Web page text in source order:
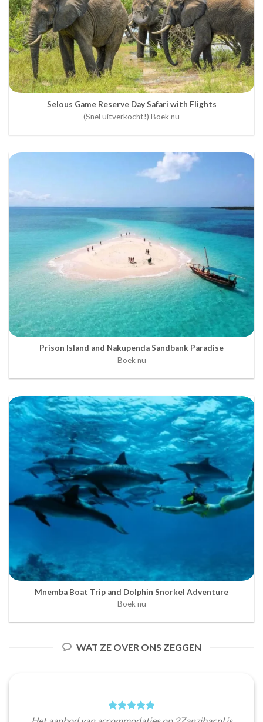
Selous Game Reserve Day Safari with Flights
(Snel uitverkocht!) Boek nu
Prison Island and Nakupenda Sandbank Paradise
Boek nu
Mnemba Boat Trip and Dolphin Snorkel Adventure
Boek nu
WAT ZE OVER ONS ZEGGEN